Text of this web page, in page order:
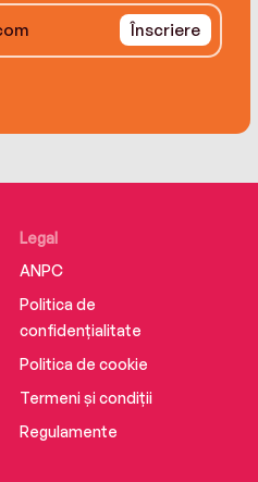
Înscriere
Legal
ANPC
Politica de
confidențialitate
Politica de cookie
Termeni și condiții
Regulamente